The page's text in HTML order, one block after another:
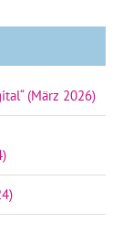
(März 2026)